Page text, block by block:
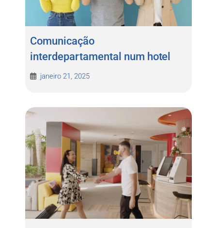
Comunicação
interdepartamental num hotel
janeiro 21, 2025